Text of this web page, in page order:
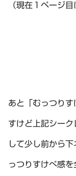
（現在１ページ目
あと「むっつり
すけど上記シー
して少し前から下
っつりすけべ感を